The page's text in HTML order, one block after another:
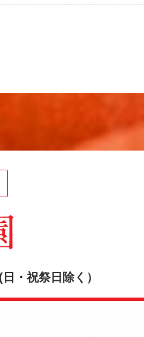
日・祝祭日除く）